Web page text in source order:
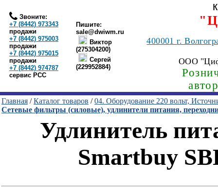
Звоните:
+7 (8442) 973343
продажи
+7 (8442) 975003
продажи
+7 (8442) 975015
продажи
+7 (8442) 974787
сервис РСС
Пишите:
sale@dwiwm.ru
Виктор
(275304200)
Сергей
(229952884)
400001г.
ООО
Главная /Каталог товаров /04. Оборудование 220 вольт,
Сетевые фильтры (силовые), удлинители питания,
Удлинитель
Smartbuy